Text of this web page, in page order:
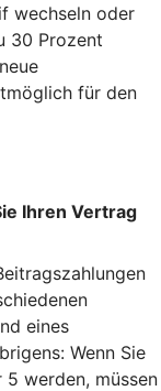
wechseln oder
30 Prozent
für den
Ihren Vertrag
eines
Wenn Sie
werden, müssen